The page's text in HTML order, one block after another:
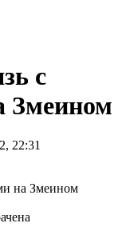
с
Змеином
22:31